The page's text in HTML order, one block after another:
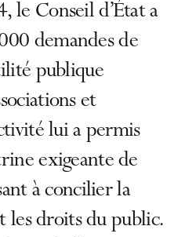
le Conseil d’État a
demandes de
publique
et
lui a permis
exigeante de
à concilier la
les droits du public.